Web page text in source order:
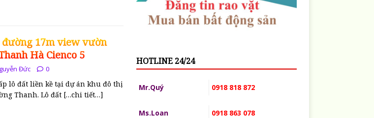
đường 17m view vườn
Hà Cienco 5
Đức 0
lô đất liền kề tại dự án khu đô thị
Thanh. Lô đất […chi tiết…]
HOTLINE 24/24
Mr.Quý 0918 818 872
Ms.Loan 0918 863 078